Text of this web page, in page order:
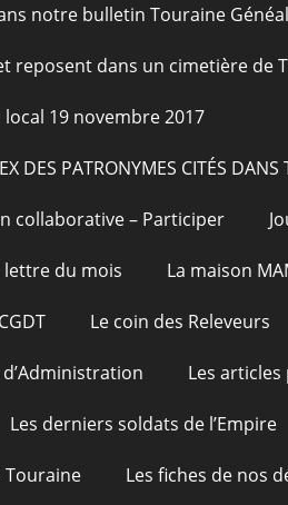
notre bulletin Touraine
reposent dans un cimetière de
19 novembre 2017
DES PATRONYMES CITÉS
collaborative – Participer
lettre du mois La maison
Le coin des Releveurs
d’Administration Les
Les derniers soldats de l’Empire
Touraine Les fiches de nos